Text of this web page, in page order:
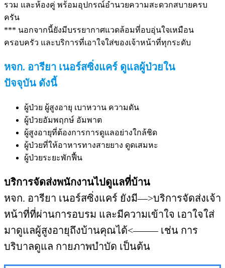
รวม และห้องคู่ พร้อมอุปกรณ์อำนวยความสะดวกสบายครบ
ครัน
*** นอกจากนี้ยังมีบรรยากาศแวดล้อมที่อบอุ่นใจเหมือน
ครอบครัว และบริการที่เอาใจใส่ของเจ้าหน้าที่ทุกระดับ
หจก. อารียา เนอร์สซิ่งแคร์ ดูแลผู้ป่วยใน
ปัจจุบัน ดังนี้
ผู้ป่วย ผู้สูงอายุ เบาหวาน ความดัน
ผู้ป่วยอัมพฤกษ์ อัมพาต
ผู้สูงอายุที่ต้องการการดูแลอย่างใกล้ชิด
ผู้ป่วยที่ให้อาหารทางสายยาง ดูดเสมหะ
ผู้ป่วยระยะพักฟื้น
บริการจัดส่งพนักงานไปดูแลที่บ้าน
หจก. อารียา เนอร์สซิ่งแคร์ ยังมี—>บริการจัดส่งเจ้า
หน้าที่ที่ผ่านการอบรม และมีความเข้าใจ เอาใจใส่
มาดูแลผู้สูงอายุถึงบ้านคุณได้<——– เช่น การ
บริบาลดูแล กายภาพบำบัด เป็นต้น